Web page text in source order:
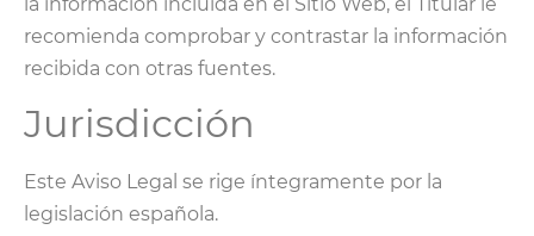
recomienda comprobar y contrastar la información
recibida con otras fuentes.
Jurisdicción
Este Aviso Legal se rige íntegramente por la
legislación española.